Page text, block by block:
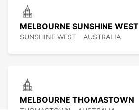
MELBOURNE SUNSHINE WEST
SUNSHINE WEST - AUSTRALIA
MELBOURNE THOMASTOWN